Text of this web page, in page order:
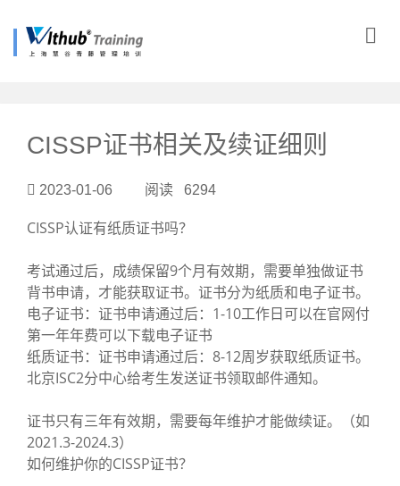
CISSP证书相关及续证细则
2023-01-06 阅读 6294
CISSP认证有纸质证书吗？
考试通过后，成绩保留9个月有效期，需要单独做证书
背书申请，才能获取证书。证书分为纸质和电子证书。
电子证书：证书申请通过后：1-10工作日可以在官网付
第一年年费可以下载电子证书
纸质证书：证书申请通过后：8-12周岁获取纸质证书。
北京ISC2分中心给考生发送证书领取邮件通知。
证书只有三年有效期，需要每年维护才能做续证。（如
2021.3-2024.3）
如何维护你的CISSP证书？